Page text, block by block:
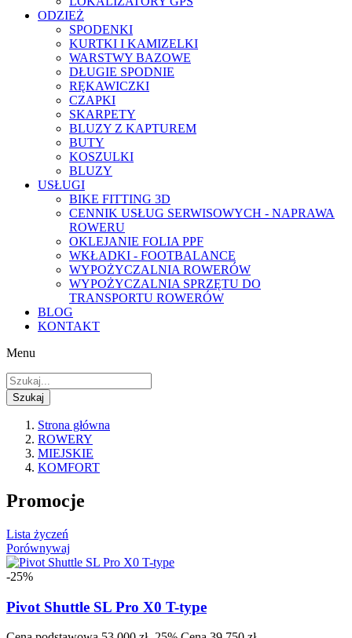
ODZIEŻ
SPODENKI
KURTKI I KAMIZELKI
WARSTWY BAZOWE
DŁUGIE SPODNIE
RĘKAWICZKI
CZAPKI
SKARPETY
BLUZY Z KAPTUREM
BUTY
KOSZULKI
BLUZY
USŁUGI
BIKE FITTING 3D
CENNIK USŁUG SERWISOWYCH - NAPRAWA
ROWERU
OKLEJANIE FOLIA PPF
WKŁADKI - FOOTBALANCE
WYPOŻYCZALNIA ROWERÓW
WYPOŻYCZALNIA SPRZĘTU DO
TRANSPORTU ROWERÓW
BLOG
KONTAKT
Menu
Szukaj
Strona główna
ROWERY
MIEJSKIE
KOMFORT
Promocje
Lista życzeń
Porównywaj
-25%
Pivot Shuttle SL Pro X0 T-type